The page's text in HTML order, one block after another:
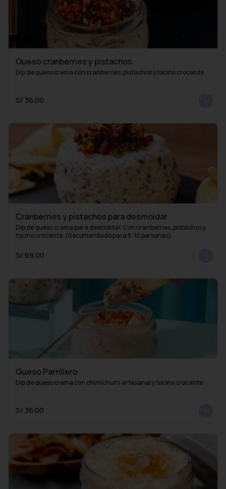
Queso cranberries y pistachos
Dip de queso crema con cranberries, pistachos y tocino crocante
S/ 36.00
Cranberries y pistachos para desmoldar
Dip de queso crema para desmoldar. Con cranberries, pistachos y
tocino crocante. (Recomendado para 8-10 personas)
S/ 69.00
Queso Parrillero
Dip de queso crema con chimichurri artesanal y tocino crocante
S/ 36.00